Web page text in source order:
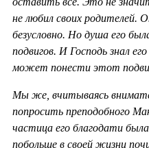
не любил своих родителей.
безусловно. Но душа его
подвигов. И Господь знал
может понести этот
Мы же, вчитываясь
попросить преподобного
частица его благодати
побольше в своей жизни